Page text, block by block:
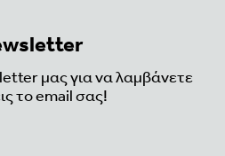
μας για να λαμβάνετε
το email σας!